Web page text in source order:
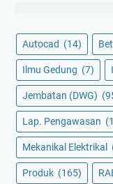
Autocad (14)
Ilmu Gedung (7)
Jembatan (DWG)
Lap. Pengawasan
Mekanikal Elektrikal
Produk (165)